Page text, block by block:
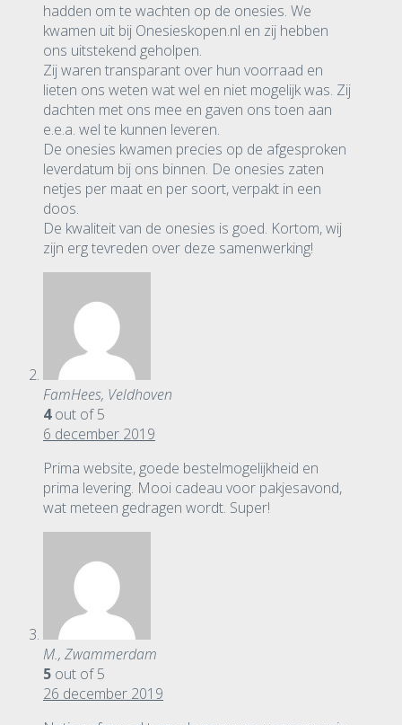
hadden om te wachten op de onesies. We
kwamen uit bij Onesieskopen.nl en zij hebben
ons uitstekend geholpen.
Zij waren transparant over hun voorraad en
lieten ons weten wat wel en niet mogelijk was. Zij
dachten met ons mee en gaven ons toen aan
e.e.a. wel te kunnen leveren.
De onesies kwamen precies op de afgesproken
leverdatum bij ons binnen. De onesies zaten
netjes per maat en per soort, verpakt in een
doos.
De kwaliteit van de onesies is goed. Kortom, wij
zijn erg tevreden over deze samenwerking!
FamHees, Veldhoven
4out of 5
6 december 2019
Prima website, goede bestelmogelijkheid en
prima levering. Mooi cadeau voor pakjesavond,
wat meteen gedragen wordt. Super!
M., Zwammerdam
5 out of 5
26 december 2019